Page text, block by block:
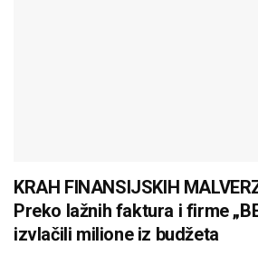
KRAH FINANSIJSKIH
Preko lažnih faktura i firme
izvlačili milione iz budžeta